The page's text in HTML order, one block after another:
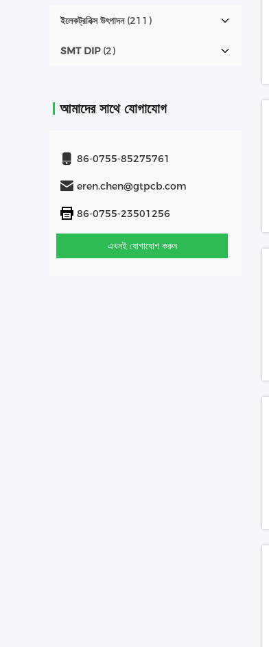
ইলেকট্রনিক্স উৎপাদন(211)
SMT DIP(2)
আমাদের সাথে যোগাযোগ
86-0755-85275761
eren.chen@gtpcb.com
86-0755-23501256
এখনই যোগাযোগ করুন